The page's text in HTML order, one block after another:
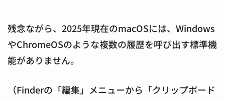
残念ながら、2025年現在のmacOSには、Windows
やChromeOSのような複数の履歴を呼び出す標準機
能がありません。
（Finderの「編集」メニューから「クリップボード